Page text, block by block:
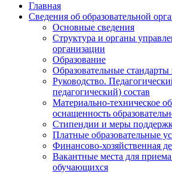
Главная
Сведения об образовательной
Основные сведения
Структура и органы
организации
Образование
Образовательные стандарты
Руководство.
педагогический) состав
Материально-техническое
оснащенность
Стипендии и меры
Платные образовательные
Финансово-хозяйственная
Вакантные места для
обучающихся